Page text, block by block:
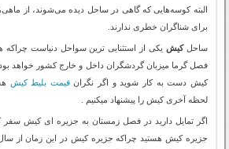
البته کوسه‌هایی که گاهی در ساحل دیده می‌شوند، از
برای شناگران خطری ندارند
ساحلکیش یکی از استثنایی ترین سواحل دنیاست
فصل گرما میزبان گردشگران داخل و خارج کشور خواهد بود
کیش دست به کار شوید و اگر نگرانقیمت بلیط کیش
لحظه آخری کیش را پیشنهاد میکنیم .
اگر تمایل دارید در فصل زمستان به جزیره ای کیش سفر
جزیره کیش هستید چراکه جزیره کیش در این زمان از